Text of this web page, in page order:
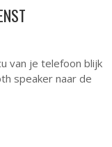
van je telefoon blijk
speaker naar de